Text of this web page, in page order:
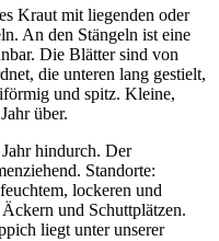
Kraut mit liegenden oder
An den Stängeln ist eine
Die Blätter sind von
die unteren lang gestielt,
und spitz. Kleine,
über.
hindurch. Der
Standorte:
lockeren und
und Schuttplätzen.
liegt unter unserer